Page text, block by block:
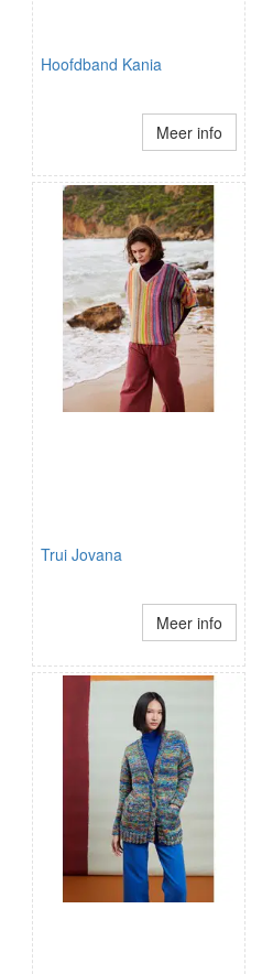
Hoofdband Kania
Meer info
Trui Jovana
Meer info